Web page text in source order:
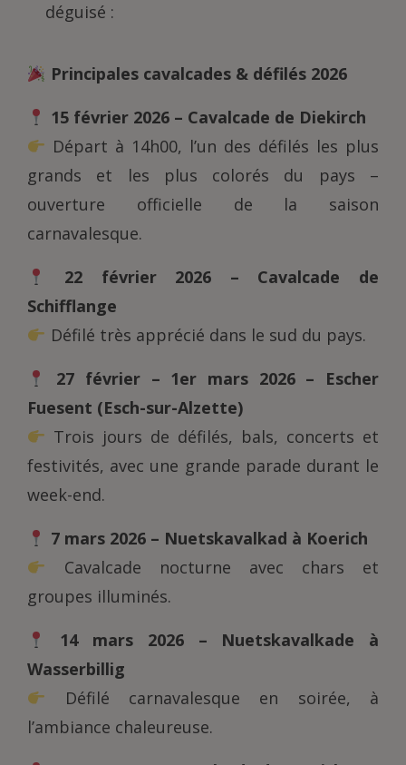
déguisé :
Principales cavalcades & défilés 2026
15 février 2026 – Cavalcade de Diekirch
Départ à 14h00, l’un des défilés les plus
grands et les plus colorés du pays –
ouverture officielle de la saison
carnavalesque.
22 février 2026 – Cavalcade de
Schifflange
Défilé très apprécié dans le sud du pays.
27 février – 1er mars 2026 – Escher
Fuesent (Esch-sur-Alzette)
Trois jours de défilés, bals, concerts et
festivités, avec une grande parade durant le
week-end.
7 mars 2026 – Nuetskavalkad à Koerich
Cavalcade nocturne avec chars et
groupes illuminés.
14 mars 2026 – Nuetskavalkade à
Wasserbillig
Défilé carnavalesque en soirée, à
l’ambiance chaleureuse.